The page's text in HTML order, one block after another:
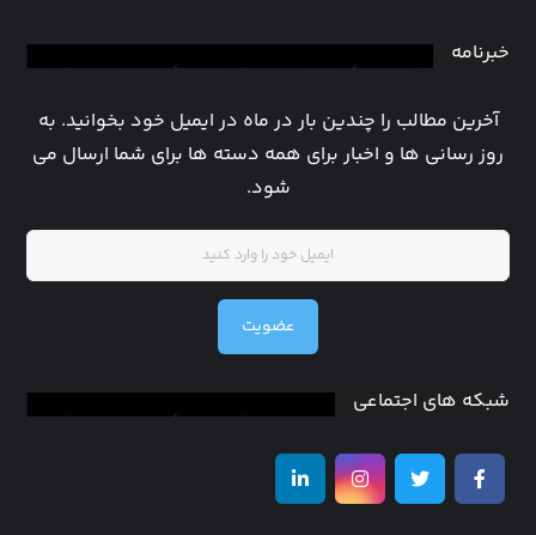
خبرنامه
آخرین مطالب را چندین بار در ماه در ایمیل خود بخوانید. به
روز رسانی ها و اخبار برای همه دسته ها برای شما ارسال می
شود.
عضویت
شبکه های اجتماعی